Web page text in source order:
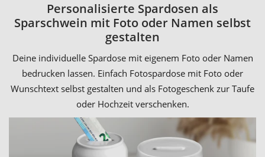
Personalisierte Spardosen als
Sparschwein mit Foto oder Namen selbst
gestalten
Deine individuelle Spardose mit eigenem Foto oder Namen
bedrucken lassen. Einfach Fotospardose mit Foto oder
Wunschtext selbst gestalten und als Fotogeschenk zur Taufe
oder Hochzeit verschenken.